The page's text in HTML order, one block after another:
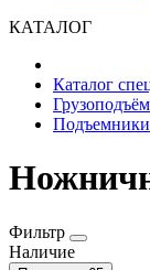
КАТАЛОГ
Каталог
Подъемники
Фильтр
Наличие